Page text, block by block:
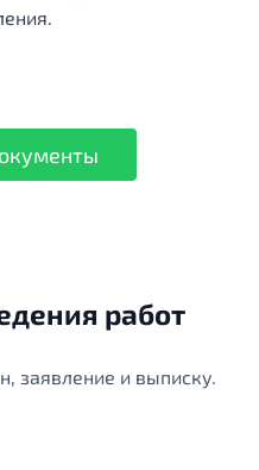
работ
заявление и выписку.